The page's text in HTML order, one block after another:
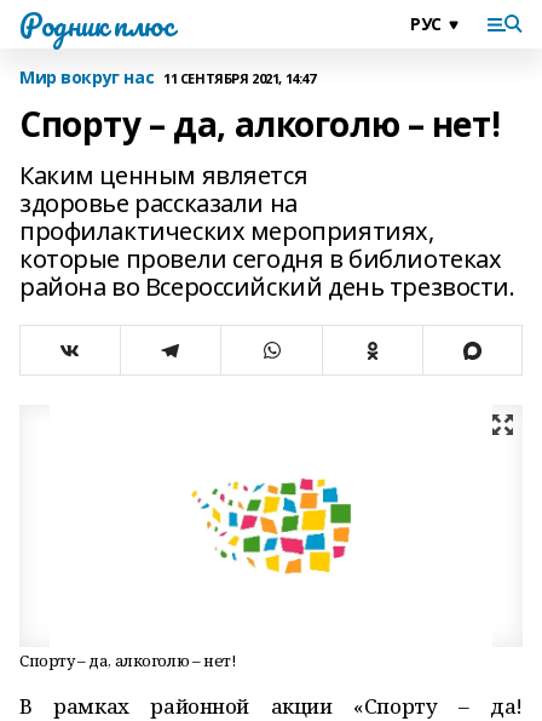
Родник плюс
Мир вокруг нас 11 СЕНТЯБРЯ 2021, 14:47
Спорту – да, алкоголю – нет!
Каким ценным является
здоровье рассказали на
профилактических мероприятиях,
которые провели сегодня в библиотеках
района во Всероссийский день трезвости.
Спорту – да, алкоголю – нет!
В рамках районной акции «Спорту – да!